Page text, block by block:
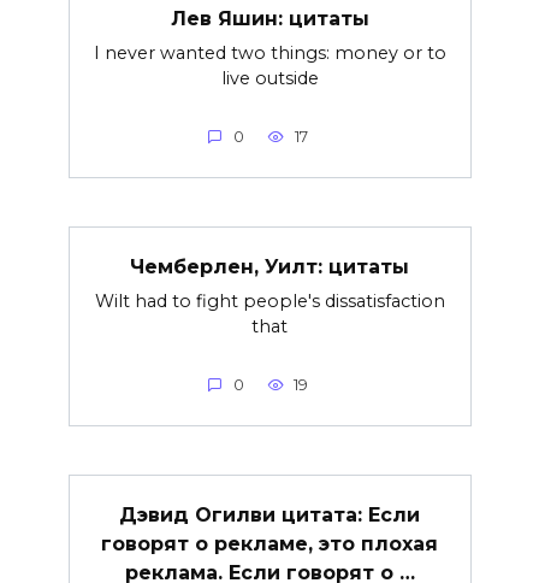
Лев Яшин: цитаты
I never wanted two things: money or to
live outside
0 17
Чемберлен, Уилт: цитаты
Wilt had to fight people's dissatisfaction
that
0 19
Дэвид Огилви цитата: Если
говорят о рекламе, это плохая
реклама. Если говорят о …